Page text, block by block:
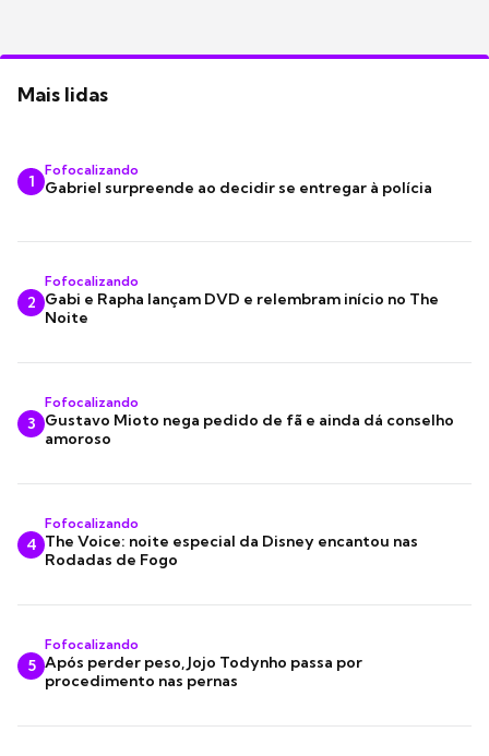
Mais lidas
1
Fofocalizando
Gabriel surpreende ao decidir se entregar à polícia
2
Fofocalizando
Gabi e Rapha lançam DVD e relembram início no The
Noite
3
Fofocalizando
Gustavo Mioto nega pedido de fã e ainda dá conselho
amoroso
4
Fofocalizando
The Voice: noite especial da Disney encantou nas
Rodadas de Fogo
5
Fofocalizando
Após perder peso, Jojo Todynho passa por
procedimento nas pernas